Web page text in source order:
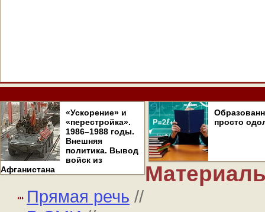
«Ускорение» и
«перестройка».
1986–1988 годы.
Внешняя
политика. Вывод
войск из
Афганистана
просто
Прямая речь //